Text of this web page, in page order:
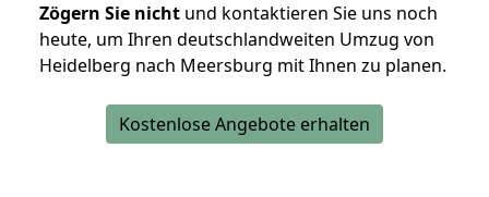
Zögern Sie nicht und kontaktieren Sie uns noch
heute, um Ihren deutschlandweiten Umzug von
Heidelberg nach Meersburg mit Ihnen zu planen.
Kostenlose Angebote erhalten